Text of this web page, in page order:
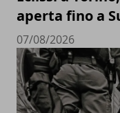
aperta fino a
07/08/2026